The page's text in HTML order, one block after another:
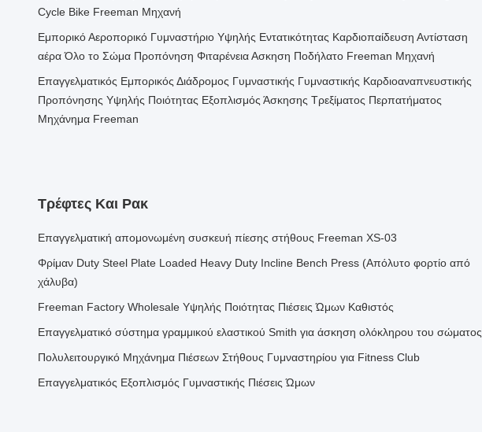
Cycle Bike Freeman Μηχανή
Εμπορικό Αεροπορικό Γυμναστήριο Υψηλής Εντατικότητας Καρδιοπαίδευση Αντίσταση
αέρα Όλο το Σώμα Προπόνηση Φιταρένεια Ασκηση Ποδήλατο Freeman Μηχανή
Επαγγελματικός Εμπορικός Διάδρομος Γυμναστικής Γυμναστικής Καρδιοαναπνευστικής
Προπόνησης Υψηλής Ποιότητας Εξοπλισμός Άσκησης Τρεξίματος Περπατήματος
Μηχάνημα Freeman
Τρέφτες Και Ρακ
Επαγγελματική απομονωμένη συσκευή πίεσης στήθους Freeman XS-03
Φρίμαν Duty Steel Plate Loaded Heavy Duty Incline Bench Press (Απόλυτο φορτίο από
χάλυβα)
Freeman Factory Wholesale Υψηλής Ποιότητας Πιέσεις Ώμων Καθιστός
Επαγγελματικό σύστημα γραμμικού ελαστικού Smith για άσκηση ολόκληρου του σώματος
Πολυλειτουργικό Μηχάνημα Πιέσεων Στήθους Γυμναστηρίου για Fitness Club
Επαγγελματικός Εξοπλισμός Γυμναστικής Πιέσεις Ώμων